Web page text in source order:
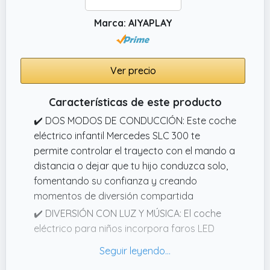
Marca: AIYAPLAY
Ver precio
Características de este producto
✔️ DOS MODOS DE CONDUCCIÓN: Este coche
eléctrico infantil Mercedes SLC 300 te
permite controlar el trayecto con el mando a
distancia o dejar que tu hijo conduzca solo,
fomentando su confianza y creando
momentos de diversión compartida
✔️ DIVERSIÓN CON LUZ Y MÚSICA: El coche
eléctrico para niños incorpora faros LED
para disfrutar de canciones y cuentos,